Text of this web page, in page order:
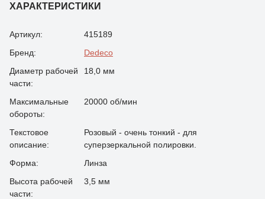
ХАРАКТЕРИСТИКИ
Артикул:
415189
Бренд:
Dedeco
Диаметр рабочей
части:
18,0 мм
Максимальные
обороты:
20000 об/мин
Текстовое
описание:
Розовый - очень тонкий - для
суперзеркальной полировки.
Форма:
Линза
Высота рабочей
части:
3,5 мм